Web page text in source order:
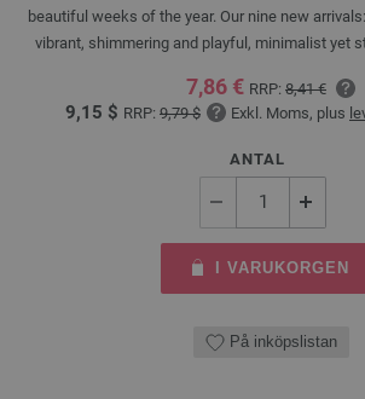
beautiful weeks of the year. Our nine new
vibrant, shimmering and playful, minimalist yet
7,86 € RRP: 8,41 €
9,15 $ RRP: 9,79 $ Exkl. Moms, plus
ANTAL
I VARUKORGEN
På inköpslistan